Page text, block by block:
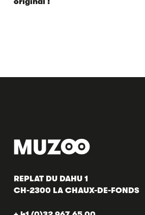
REPLAT DU DAHU 1
CH-2300 LA CHAUX-DE-FONDS